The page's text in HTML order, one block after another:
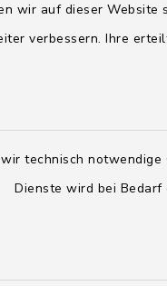
wir auf dieser
verbessern. Ihre
technisch
Dienste wird bei
Freitag:
08:00 -
14:00 -